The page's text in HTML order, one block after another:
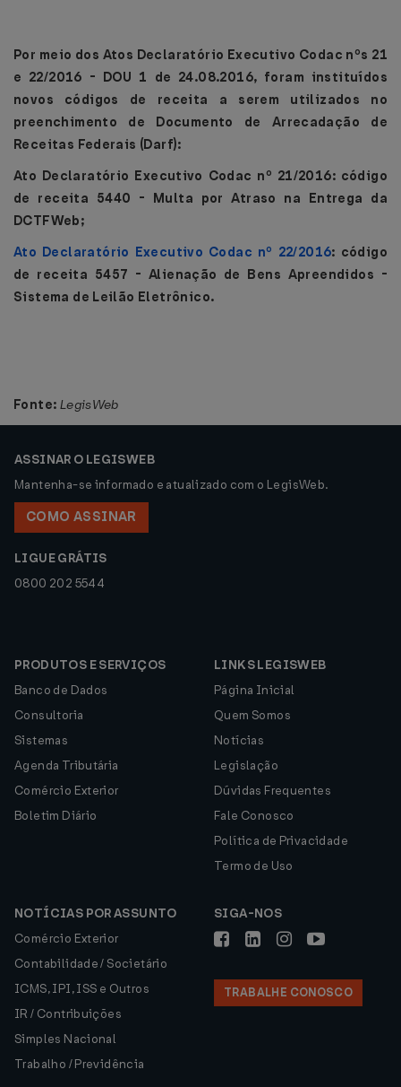
Por meio dos Atos Declaratório Executivo Codac nºs 21
e 22/2016 - DOU 1 de 24.08.2016, foram instituídos
novos códigos de receita a serem utilizados no
preenchimento de Documento de Arrecadação de
Receitas Federais (Darf):
Ato Declaratório Executivo Codac nº 21/2016: código
de receita 5440 - Multa por Atraso na Entrega da
DCTFWeb;
Ato Declaratório Executivo Codac nº 22/2016: código
de receita 5457 - Alienação de Bens Apreendidos -
Sistema de Leilão Eletrônico.
Fonte: LegisWeb
ASSINAR O LEGISWEB
Mantenha-se informado e atualizado com o LegisWeb.
COMO ASSINAR
LIGUE GRÁTIS
0800 202 5544
PRODUTOS E SERVIÇOS
Banco de Dados
Consultoria
Sistemas
Agenda Tributária
Comércio Exterior
Boletim Diário
LINKS LEGISWEB
Página Inicial
Quem Somos
Notícias
Legislação
Dúvidas Frequentes
Fale Conosco
Política de Privacidade
Termo de Uso
NOTÍCIAS POR ASSUNTO
Comércio Exterior
Contabilidade / Societário
ICMS, IPI, ISS e Outros
IR / Contribuições
Simples Nacional
Trabalho / Previdência
SIGA-NOS
TRABALHE CONOSCO